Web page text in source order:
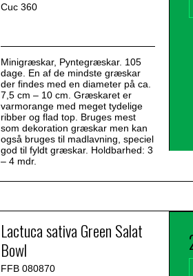
Cuc 360
Minigræskar, Pyntegræskar. 105
dage. En af de mindste græskar
der findes med en diameter på ca.
7,5 cm – 10 cm. Græskaret er
varmorange med meget tydelige
ribber og flad top. Bruges mest
som dekoration græskar men kan
også bruges til madlavning, speciel
god til fyldt græskar. Holdbarhed: 3
– 4 mdr.
Lactuca sativa Green Salat
Bowl
FFB 080870